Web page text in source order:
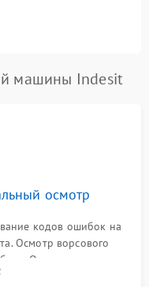
машины Indesit
осмотр
кодов ошибок на
Осмотр ворсового
Опрос клиента о
барабан, сильно шумит